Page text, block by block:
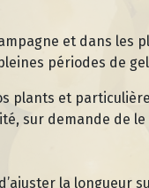
et dans
périodes de
plants et
sur demande de
la longueur